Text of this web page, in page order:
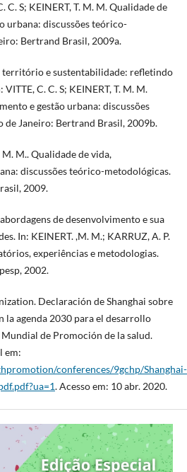
C. S; KEINERT, T. M. M. Qualidade de
urbana: discussões teórico-
Bertrand Brasil, 2009a.
território e sustentabilidade: refletindo
C. C. S; KEINERT, T. M. M.
e gestão urbana: discussões
Janeiro: Bertrand Brasil, 2009b.
M. M.. Qualidade de vida,
discussões teórico-metodológicas.
2009.
de desenvolvimento e sua
In: KEINERT. ,M. M.; KARRUZ, A. P.
experiências e metodologias.
2002.
Declaración de Shanghai sobre
la agenda 2030 para el desarrollo
de Promoción de la salud.
em:
conferences/9gchp/Shanghai-
. Acesso em: 10 abr. 2020.